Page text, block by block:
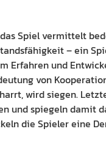
Spiel vermittelt
– ein
und
von
wird siegen.
und spiegeln damit
die Spieler eine